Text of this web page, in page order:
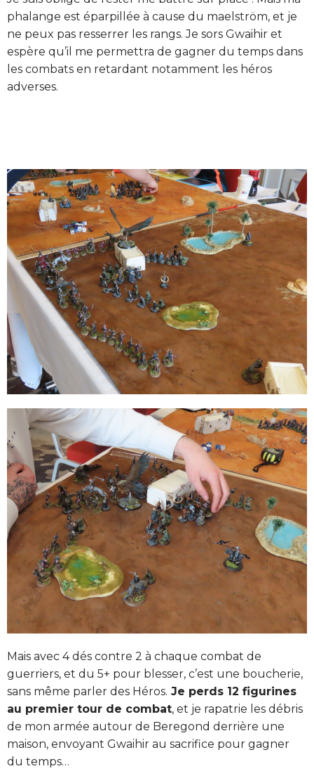
phalange est éparpillée à cause du maelström, et je
ne peux pas resserrer les rangs. Je sors Gwaihir et
espère qu’il me permettra de gagner du temps dans
les combats en retardant notamment les héros
adverses.
Mais avec 4 dés contre 2 à chaque combat de
guerriers, et du 5+ pour blesser, c’est une boucherie,
sans même parler des Héros. Je perds 12 figurines
au premier tour de combat, et je rapatrie les débris
de mon armée autour de Beregond derrière une
maison, envoyant Gwaihir au sacrifice pour gagner
du temps…